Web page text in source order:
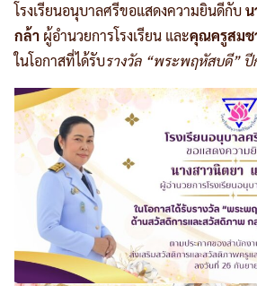
โรงเรียนอนุบาลศรีขอแสดงความยินดีกับน
กล้า ผู้อำนวยการโรงเรียน และคุณครูสมช
ในโอกาสที่ได้รับรางวัล “พระพฤหัสบดี”